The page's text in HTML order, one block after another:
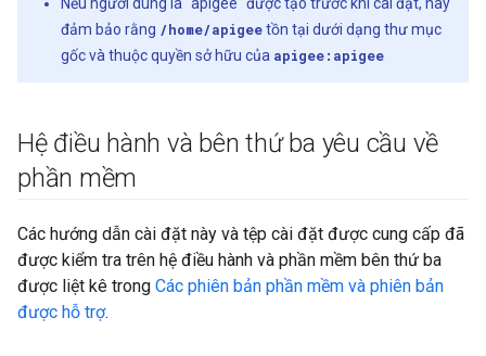
đảm bảo rằng /home/apigeetồn tại dưới dạng thư mục
gốc và thuộc quyền sở hữu của apigee:apigee
Hệ điều hành và bên thứ ba yêu cầu về
phần mềm
Các hướng dẫn cài đặt này và tệp cài đặt được cung cấp đã
được kiểm tra trên hệ điều hành và phần mềm bên thứ ba
được liệt kê trong Các phiên bản phần mềm và phiên bản
được hỗ trợ.